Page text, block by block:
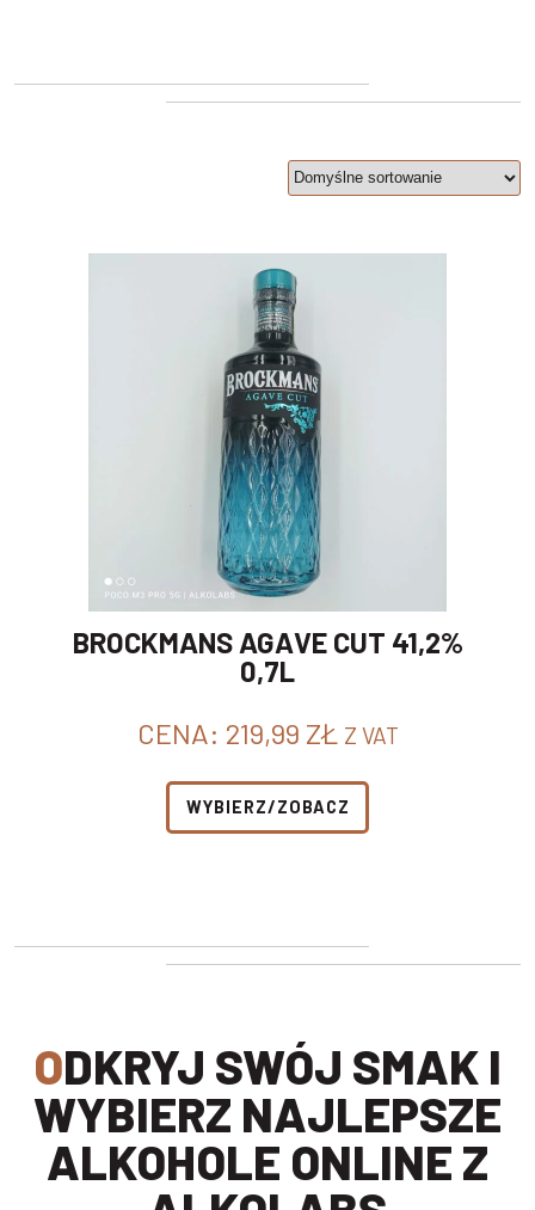
BROCKMANS AGAVE CUT 41,2%
0,7L
CENA: 219,99 ZŁ Z VAT
WYBIERZ/ZOBACZ
ODKRYJ SWÓJ SMAK I
WYBIERZ NAJLEPSZE
ALKOHOLE ONLINE Z